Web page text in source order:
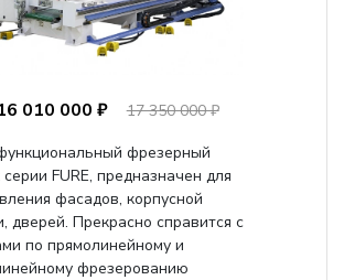
010 000 ₽
17 350 000 ₽
фрезерный
серии FURE, предназначен для
фасадов, корпусной
дверей. Прекрасно справится с
по прямолинейному и
фрезерованию